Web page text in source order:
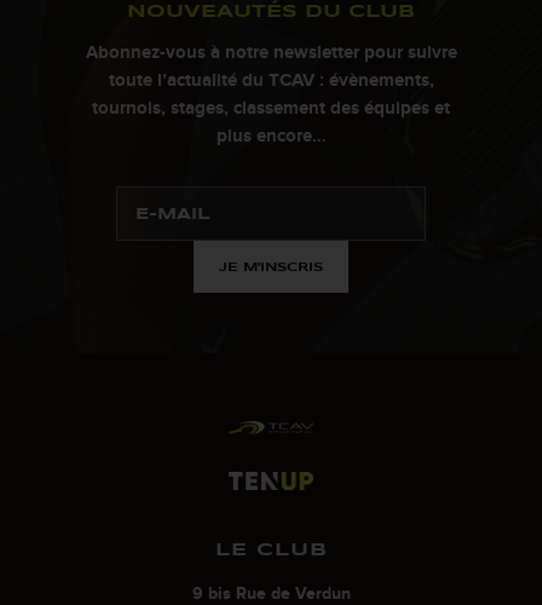
NOUVEAUTÉS DU CLUB
Abonnez-vous à notre newsletter pour suivre
toute l’actualité du TCAV : évènements,
tournois, stages, classement des équipes et
plus encore…
JE M'INSCRIS
LE CLUB
9 bis Rue de Verdun